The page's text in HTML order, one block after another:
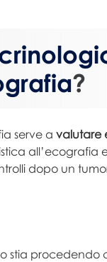
?
serve a valutare
all’ecografia
dopo un
stia procedendo